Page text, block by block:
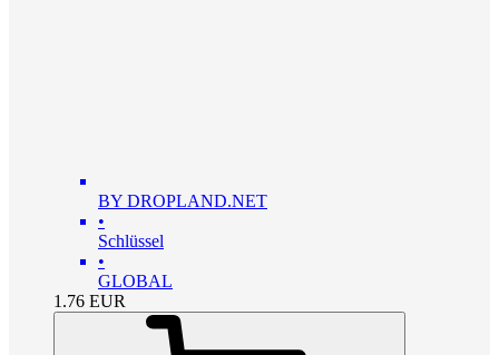
BY DROPLAND.NET
•
Schlüssel
•
GLOBAL
1.76 EUR